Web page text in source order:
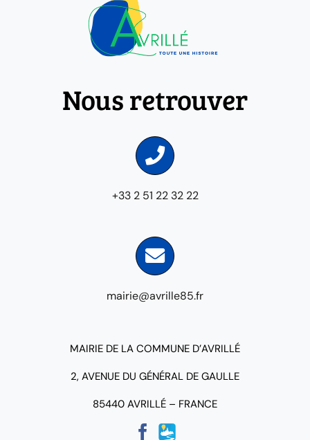
Nous retrouver
+33 2 51 22 32 22
mairie@avrille85.fr
MAIRIE DE LA COMMUNE D’AVRILLÉ
2, AVENUE DU GÉNÉRAL DE GAULLE
85440 AVRILLÉ – FRANCE